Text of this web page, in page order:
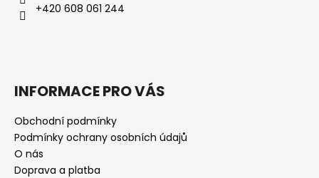
+420 608 061 244
INFORMACE PRO VÁS
Obchodní podmínky
Podmínky ochrany osobních údajů
O nás
Doprava a platba